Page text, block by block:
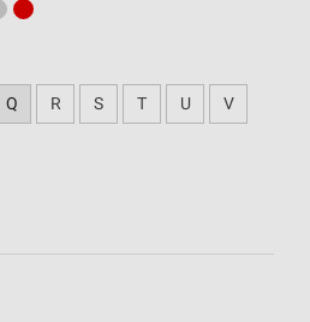
Q R S T U V